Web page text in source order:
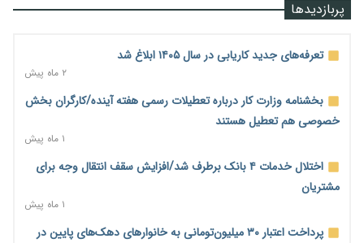
درصد رسید
رشد ۷۵ هزار میلیاردی بازار خرید اعتباری؛ فین‌تک‌ها وارد میدان
احتمال اختلال ۲۴ ساعته در سامانه‌های تأمین اجتماعی
۲ روز پیش
آغاز اجرای پایلوت «ردا کارت» برای دانشجویان تحصیلات تکمیلی
محدودیت تازه برای شبکه بانکی؛ افزایش سپرده قانونی با هدف
کنترل تورم
پربازدیدها
تعرفه‌های جدید کاریابی در سال ۱۴۰۵ ابلاغ شد
۲ ماه پیش
بخشنامه وزارت کار درباره تعطیلات رسمی هفته آینده/کارگران بخش
خصوصی هم تعطیل هستند
۱ ماه پیش
اختلال خدمات ۴ بانک برطرف شد/افزایش سقف انتقال وجه برای
مشتریان
۱ ماه پیش
پرداخت اعتبار ۳۰ میلیون‌تومانی به خانوارهای دهک‌های پایین در